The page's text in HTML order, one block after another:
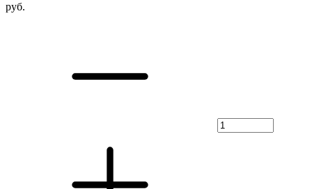
руб.